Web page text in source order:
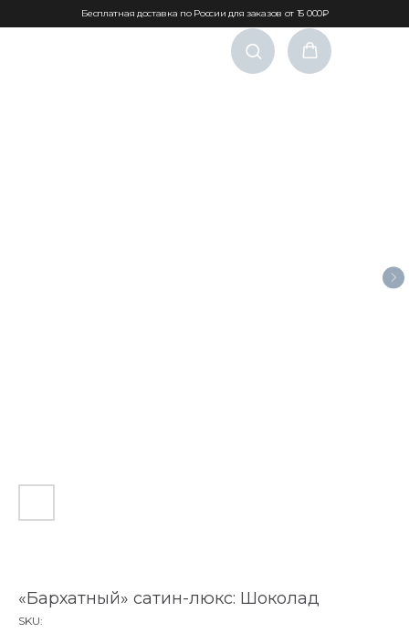
Бесплатная доставка по России для заказов от 15 000₽
«Бархатный» сатин-люкс: Шоколад
SKU: